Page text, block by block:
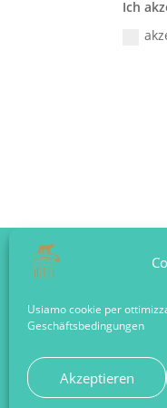
Usiamo cookie per
Geschäftsbedingungen
Akzeptieren
Ich
VIALE